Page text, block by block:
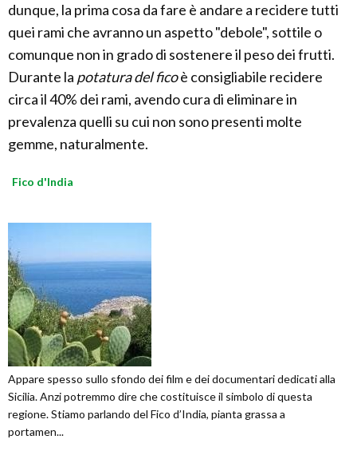
dunque, la prima cosa da fare è andare a recidere tutti
quei rami che avranno un aspetto "debole", sottile o
comunque non in grado di sostenere il peso dei frutti.
Durante la potatura del ficoè consigliabile recidere
circa il 40% dei rami, avendo cura di eliminare in
prevalenza quelli su cui non sono presenti molte
gemme, naturalmente.
Fico d'India
Appare spesso sullo sfondo dei film e dei documentari dedicati alla
Sicilia. Anzi potremmo dire che costituisce il simbolo di questa
regione. Stiamo parlando del Fico d’India, pianta grassa a
portamen...